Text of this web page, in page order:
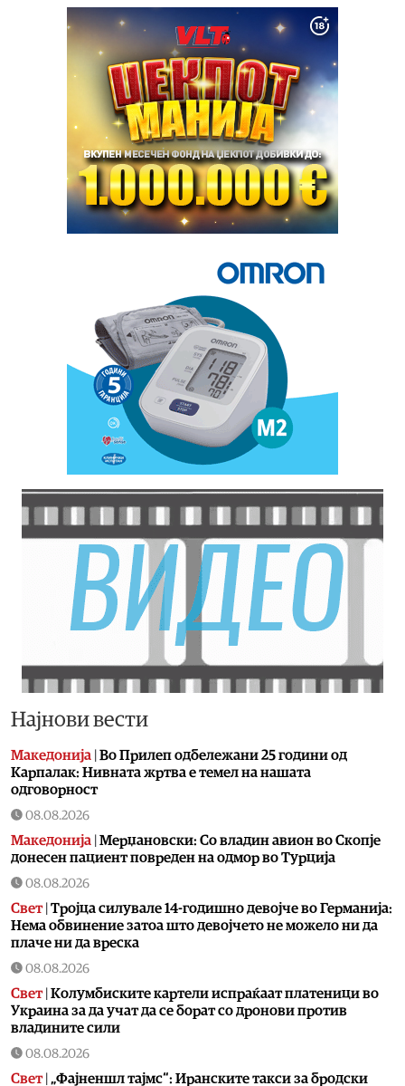
Најнови вести
Македонија Во Прилеп одбележани 25 години од
Карпалак: Нивната жртва е темел на нашата
одговорност
08.08.2026
Македонија Мерџановски: Со владин авион во Скопје
донесен пациент повреден на одмор во Турција
08.08.2026
Свет| Тројца силувале 14-годишно девојче во Германија:
Нема обвинение затоа што девојчето не можело ни да
плаче ни да вреска
08.08.2026
Свет| Колумбиските картели испраќаат платеници во
Украина за да учат да се борат со дронови против
владините сили
08.08.2026
Свет| „Фајненшл тајмс“: Иранските такси за бродски